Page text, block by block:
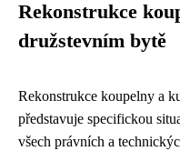
Rekonstrukce
družstevním bytě
Rekonstrukce koupelny a
představuje specifickou
všech právních a